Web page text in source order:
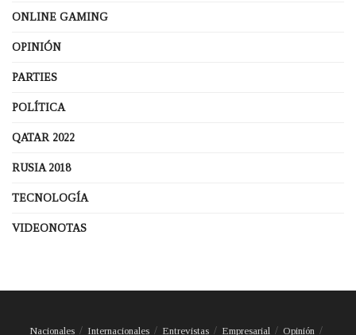
ONLINE GAMING
OPINIÓN
PARTIES
POLÍTICA
QATAR 2022
RUSIA 2018
TECNOLOGÍA
VIDEONOTAS
Nacionales Internacionales Entrevistas Empresarial Opinión